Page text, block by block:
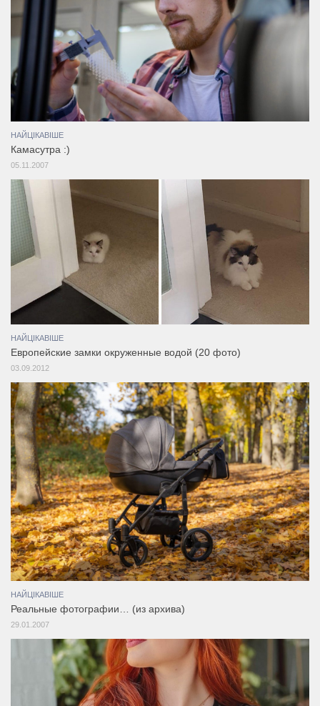
НАЙЦІКАВІШЕ
Камасутра :)
05.11.2007
НАЙЦІКАВІШЕ
Европейские замки окруженные водой (20 фото)
03.09.2012
НАЙЦІКАВІШЕ
Реальные фотографии… (из архива)
29.01.2007